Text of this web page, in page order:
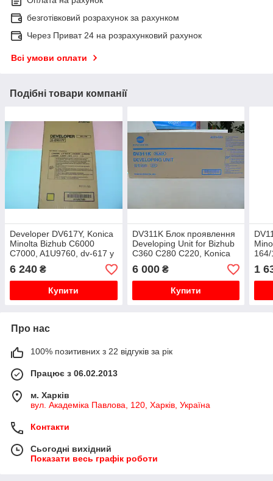
безготівковий розрахунок за рахунком
Через Приват 24 на розрахунковий рахунок
Всі умови оплати
Подібні товари компанії
Developer DV617Y, Konica
Minolta Bizhub C6000
C7000, A1U9760, dv-617 y
6 240 ₴
Купити
DV311K Блок проявлення
Developing Unit for Bizhub
C360 C280 C220, Konica
Minolta, dv-311k, A0XV-03D
a0x
6 000₴
Купити
1
Про нас
100% позитивних з 22 відгуків за рік
Працює з 06.02.2013
м. Харків
вул. Академіка Павлова, 120, Харків, Україна
Контакти
Сьогодні вихідний
Показати весь графік роботи